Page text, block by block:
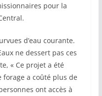
pour la
d’eau courante.
ne dessert pas ces
« Ce projet a été
forage a coûté plus de
ont accès à